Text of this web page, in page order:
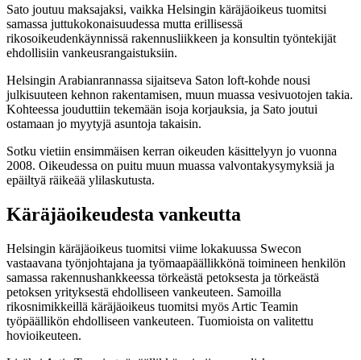
Sato joutuu maksajaksi, vaikka Helsingin käräjäoikeus tuomitsi
samassa juttukokonaisuudessa mutta erillisessä
rikosoikeudenkäynnissä rakennusliikkeen ja konsultin työntekijät
ehdollisiin vankeusrangaistuksiin.
Helsingin Arabianrannassa sijaitseva Saton loft-kohde nousi
julkisuuteen kehnon rakentamisen, muun muassa vesivuotojen takia.
Kohteessa jouduttiin tekemään isoja korjauksia, ja Sato joutui
ostamaan jo myytyjä asuntoja takaisin.
Sotku vietiin ensimmäisen kerran oikeuden käsittelyyn jo vuonna
2008. Oikeudessa on puitu muun muassa valvontakysymyksiä ja
epäiltyä räikeää ylilaskutusta.
Käräjäoikeudesta vankeutta
Helsingin käräjäoikeus tuomitsi viime lokakuussa Swecon
vastaavana työnjohtajana ja työmaapäällikkönä toimineen henkilön
samassa rakennushankkeessa törkeästä petoksesta ja törkeästä
petoksen yrityksestä ehdolliseen vankeuteen. Samoilla
rikosnimikkeillä käräjäoikeus tuomitsi myös Artic Teamin
työpäällikön ehdolliseen vankeuteen. Tuomioista on valitettu
hovioikeuteen.